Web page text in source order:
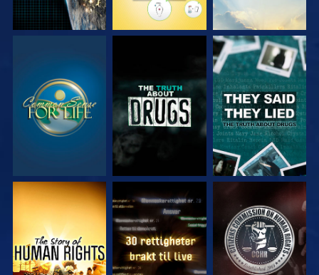
SE SE
SE SE SE